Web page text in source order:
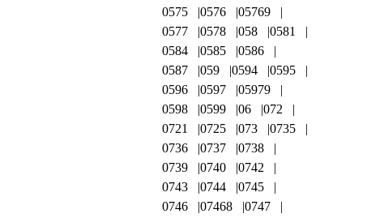
0575
0576
05769
0577
0578 058
0581
0584
0585
0586
0587
059 0594
0595
0596
0597
05979
0598
0599 06
072
0721
0725 073
0735
0736
0737
0738
0739
0740
0742
0743
0744
0745
0746
07468
0747